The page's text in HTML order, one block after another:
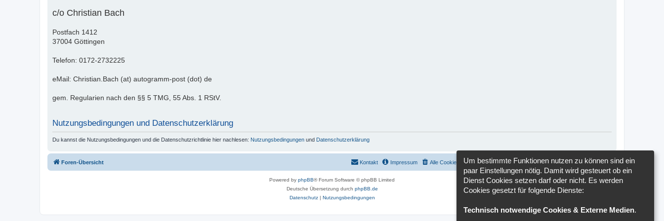
c/o Christian Bach
Postfach 1412
37004 Göttingen
Telefon: 0172-2732225
eMail: Christian.Bach (at) autogramm-post (dot) de
gem. Regularien nach den §§ 5 TMG, 55 Abs. 1 RStV.
Nutzungsbedingungen und Datenschutzerklärung
Du kannst die Nutzungsbedingungen und die Datenschutzrichtlinie hier nachlesen: Nutzungsbedingungen und Datenschutzerklärung
Foren-Übersicht Alle Zeiten sind UTC+02:00
Cookie-Einstellungen
Alle Cookies löschen
Impressum
Kontakt
Powered by phpBB® Forum Software © phpBB Limited
Deutsche Übersetzung durch phpBB.de
Datenschutz| Nutzungsbedingungen
Um bestimmte Funktionen nutzen zu können sind ein
paar Einstellungen nötig. Damit wird gesteuert ob ein
Dienst Cookies setzen darf oder nicht. Es werden
Cookies gesetzt für folgende Dienste:
Technisch notwendige Cookies & Externe Medien.